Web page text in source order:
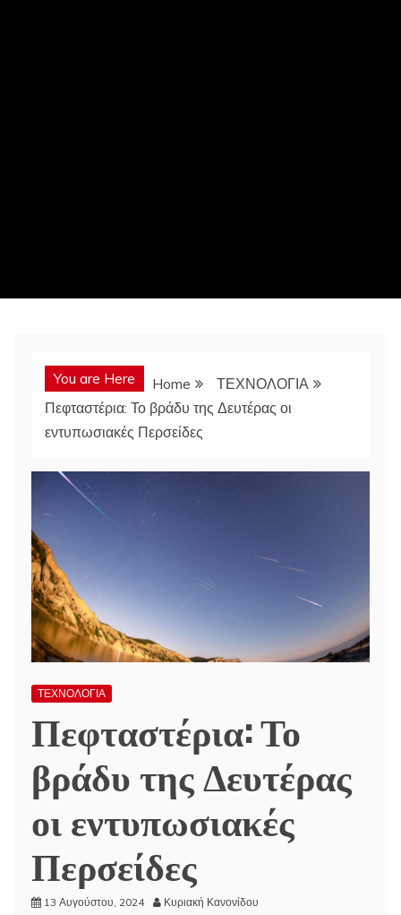
You are Here Home
ΤΕΧΝΟΛΟΓΙΑ
Πεφταστέρια: Το βράδυ της Δευτέρας οι
εντυπωσιακές Περσείδες
ΤΕΧΝΟΛΟΓΙΑ
Πεφταστέρια: Το
βράδυ της Δευτέρας
οι εντυπωσιακές
Περσείδες
13 Αυγούστου, 2024 Κυριακή Κανονίδου